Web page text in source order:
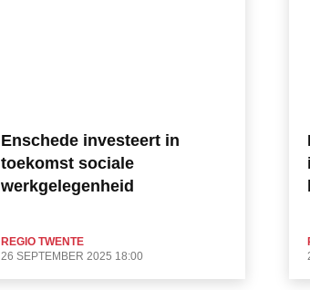
Enschede investeert in
toekomst sociale
werkgelegenheid
REGIO TWENTE
26 SEPTEMBER 2025 18:00